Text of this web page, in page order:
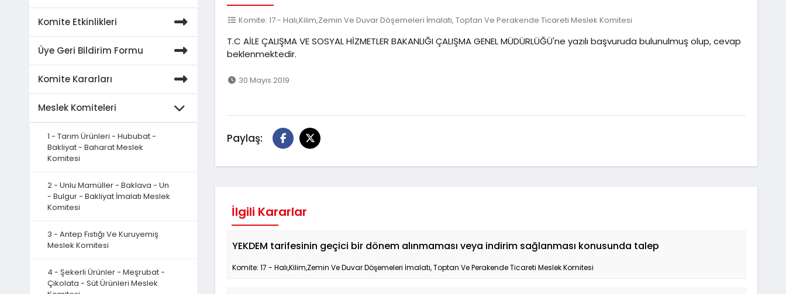
Komite Etkinlikleri
Üye Geri Bildirim Formu
Komite Kararları
Meslek Komiteleri
1 - Tarım Ürünleri - Hububat -
Bakliyat - Baharat Meslek
Komitesi
2 - Unlu Mamüller - Baklava - Un
- Bulgur - Bakliyat İmalatı Meslek
Komitesi
3 - Antep Fıstığı Ve Kuruyemiş
Meslek Komitesi
4 - Şekerli Ürünler - Meşrubat -
Çikolata - Süt Ürünleri Meslek
Komite: 17 - Halı,Kilim,Zemin Ve Duvar Döşemeleri İmalatı, Toptan Ve Perakende Ticareti Meslek Komitesi
T.C AİLE ÇALIŞMA VE SOSYAL HİZMETLER BAKANLIĞI ÇALIŞMA GENEL MÜDÜRLÜĞÜ'ne yazılı başvuruda bulunulmuş olup, cevap
beklenmektedir.
30 Mayıs 2019
Paylaş:
İlgili Kararlar
YEKDEM tarifesinin geçici bir dönem alınmaması veya indirim sağlanması konusunda talep
Komite: 17 - Halı,Kilim,Zemin Ve Duvar Döşemeleri İmalatı, Toptan Ve Perakende Ticareti Meslek Komitesi